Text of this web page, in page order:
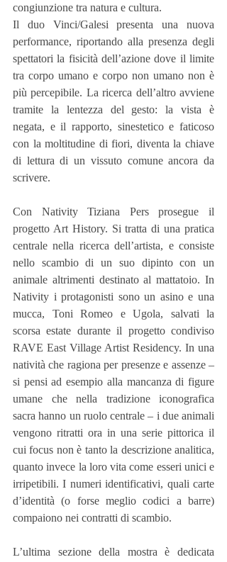
congiunzione tra natura e cultura.
Il duo Vinci/Galesi presenta una nuova
performance, riportando alla presenza degli
spettatori la fisicità dell’azione dove il limite
tra corpo umano e corpo non umano non è
più percepibile. La ricerca dell’altro avviene
tramite la lentezza del gesto: la vista è
negata, e il rapporto, sinestetico e faticoso
con la moltitudine di fiori, diventa la chiave
di lettura di un vissuto comune ancora da
scrivere.
Con Nativity Tiziana Pers prosegue il
progetto Art History. Si tratta di una pratica
centrale nella ricerca dell’artista, e consiste
nello scambio di un suo dipinto con un
animale altrimenti destinato al mattatoio. In
Nativity i protagonisti sono un asino e una
mucca, Toni Romeo e Ugola, salvati la
scorsa estate durante il progetto condiviso
RAVE East Village Artist Residency. In una
natività che ragiona per presenze e assenze –
si pensi ad esempio alla mancanza di figure
umane che nella tradizione iconografica
sacra hanno un ruolo centrale – i due animali
vengono ritratti ora in una serie pittorica il
cui focus non è tanto la descrizione analitica,
quanto invece la loro vita come esseri unici e
irripetibili. I numeri identificativi, quali carte
d’identità (o forse meglio codici a barre)
compaiono nei contratti di scambio.
L’ultima sezione della mostra è dedicata